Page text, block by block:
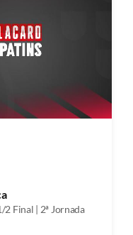
Final | 2ª Jornada